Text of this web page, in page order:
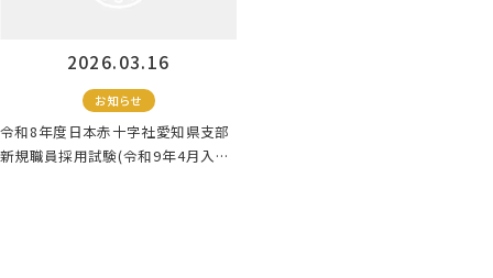
2026.03.16
お知らせ
令和8年度日本赤十字社愛知県支部
新規職員採用試験(令和9年4月入社)